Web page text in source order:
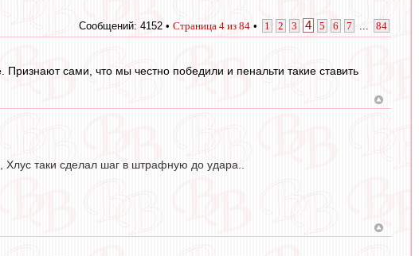
Сообщений: 4152 • Страница 4 из 84 • 1 2 3 4 5 6 7 84
сами, что мы честно победили и пенальти такие ставить
Хлус таки сделал шаг в штрафную до удара..